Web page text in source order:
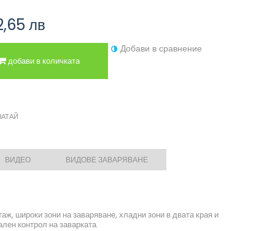
лв
добави в количката
Добави в сравнение
ВИДЕО ВИДОВЕ ЗАВАРЯВАНЕ
широки зони на заваряване, хладни зони в двата края и
контрол на заварката.